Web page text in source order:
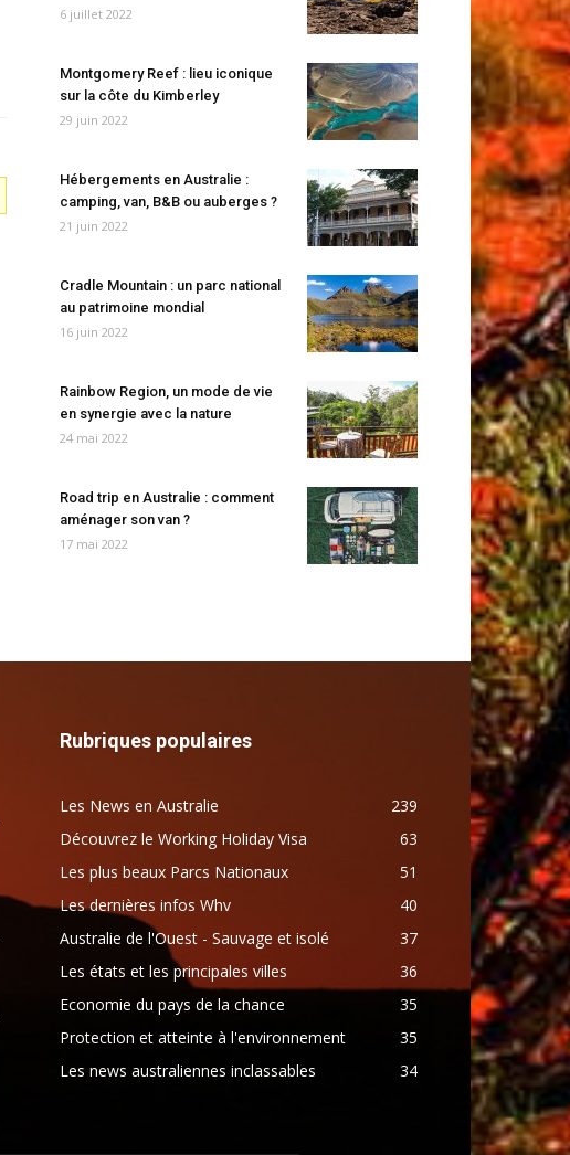
6 juillet 2022
Montgomery Reef : lieu iconique
sur la côte du Kimberley
29 juin 2022
Hébergements en Australie :
camping, van, B&B ou auberges ?
21 juin 2022
Cradle Mountain : un parc national
au patrimoine mondial
16 juin 2022
Rainbow Region, un mode de vie
en synergie avec la nature
24 mai 2022
Road trip en Australie : comment
aménager son van ?
17 mai 2022
Rubriques populaires
Les News en Australie
239
Découvrez le Working Holiday Visa
63
Les plus beaux Parcs Nationaux
51
Les dernières infos Whv
40
Australie de l'Ouest - Sauvage et isolé
37
Les états et les principales villes
36
Economie du pays de la chance
35
Protection et atteinte à l'environnement
35
Les news australiennes inclassables
34